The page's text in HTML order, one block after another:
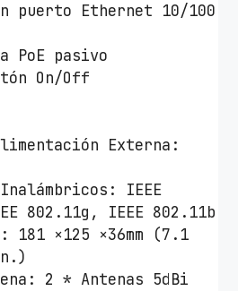
puerto Ethernet 10/100
PoE pasivo
On/Off
Externa:
IEEE
802.11g, IEEE 802.11b
181 ×125 ×36mm (7.1
2 * Antenas 5dBi